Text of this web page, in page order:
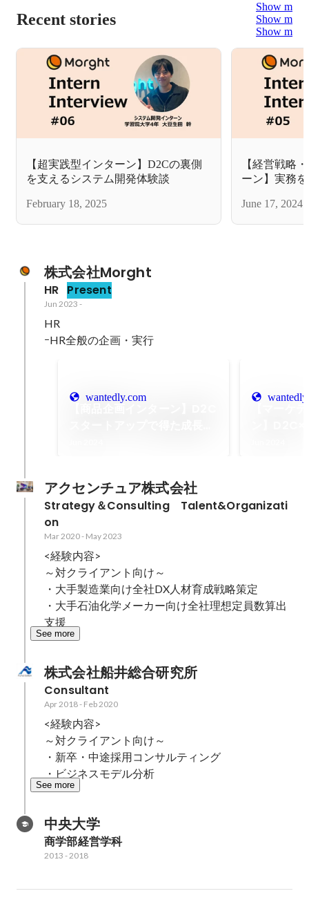
Recent stories
Show more
Show more
Show more
【超実践型インターン】D2Cの裏側
を支えるシステム開発体験談
February 18, 2025
【経営戦略
ーン】実務
June 17, 2024
株式会社Morght
HR Present
Jun 2023 -
HR
ｰHR全般の企画・実行
wantedly.com
アクセンチュア株式会社
Strategy＆Consulting　Talent&Organizati
on
Mar 2020- May 2023
<経験内容>
～対クライアント向け～
・大手製造業向け全社DX人材育成戦略策定
・大手石油化学メーカー向け全社理想定員数算出
支援
See more
株式会社船井総合研究所
Consultant
Apr 2018- Feb 2020
<経験内容>
～対クライアント向け～
・新卒・中途採用コンサルティング
・ビジネスモデル分析
See more
中央大学
商学部経営学科
2013 - 2018